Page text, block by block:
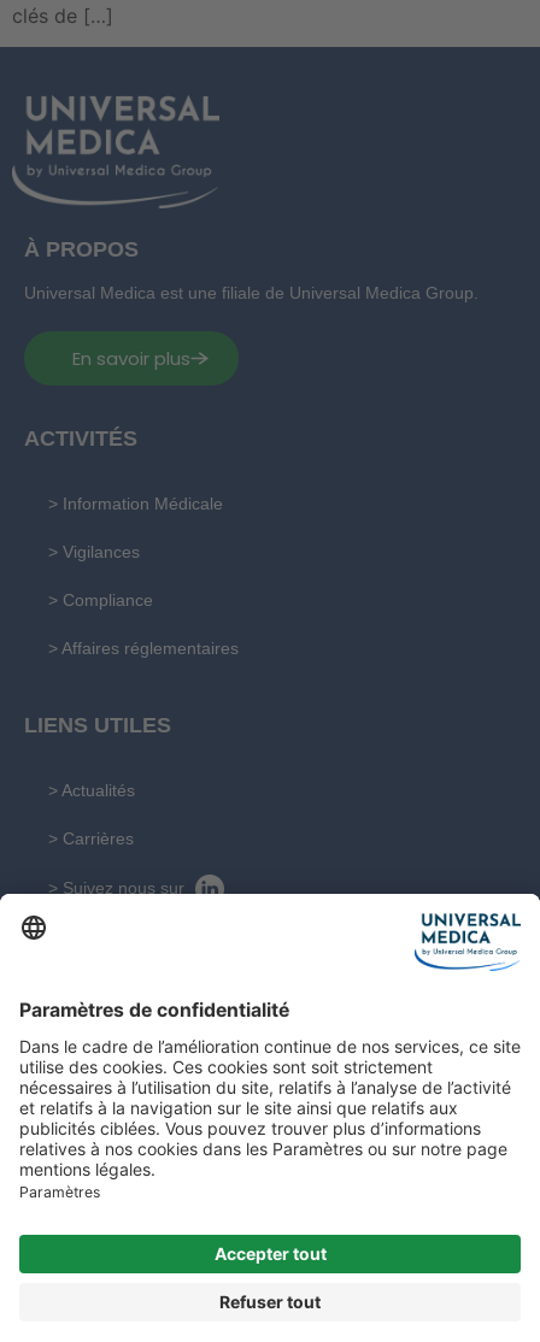
clés de […]
À PROPOS
Universal Medica est une filiale de Universal Medica Group.
En savoir plus
ACTIVITÉS
> Information Médicale
> Vigilances
> Compliance
> Affaires réglementaires
LIENS UTILES
> Actualités
> Carrières
> Suivez nous sur
> RSE
CONTACT
Contactez nos experts
Contact
Mentions légales